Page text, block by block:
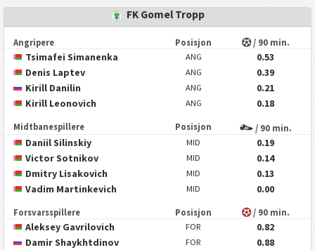
FK Gomel Tropp
Angripere Posisjon / 90 min.
Tsimafei Simanenka ANG
0.53
Denis Laptev
ANG
0.39
Kirill Danilin
ANG
0.21
Kirill Leonovich
ANG 0.18
Midtbanespillere Posisjon / 90 min.
Daniil Silinskiy MID
0.19
Victor Sotnikov
MID
0.14
Dmitry Lisakovich
MID
0.13
Vadim Martinkevich
MID 0.00
Forsvarsspillere Posisjon / 90 min.
Aleksey Gavrilovich FOR
0.82
Damir Shaykhtdinov
FOR
0.88